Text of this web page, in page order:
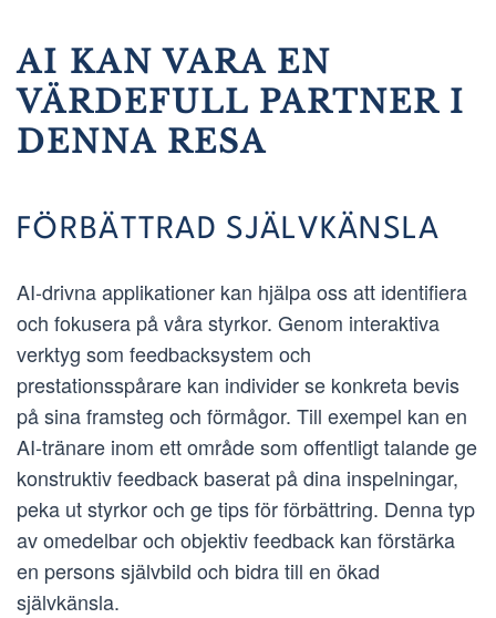
AI KAN VARA EN
VÄRDEFULL PARTNER I
DENNA RESA
FÖRBÄTTRAD SJÄLVKÄNSLA
AI-drivna applikationer kan hjälpa oss att identifiera
och fokusera på våra styrkor. Genom interaktiva
verktyg som feedbacksystem och
prestationsspårare kan individer se konkreta bevis
på sina framsteg och förmågor. Till exempel kan en
AI-tränare inom ett område som offentligt talande ge
konstruktiv feedback baserat på dina inspelningar,
peka ut styrkor och ge tips för förbättring. Denna typ
av omedelbar och objektiv feedback kan förstärka
en persons självbild och bidra till en ökad
självkänsla.